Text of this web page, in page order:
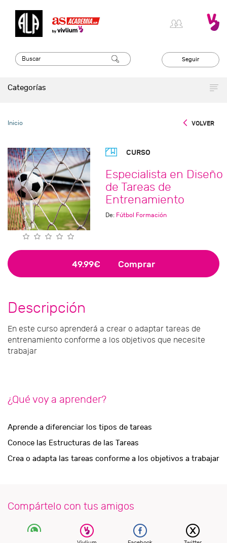
Seguir
Categorías
Inicio VOLVER
CURSO
Especialista en Diseño
de Tareas de
Entrenamiento
De: Fútbol Formación
49.99€ Comprar
Descripción
En este curso aprenderá a crear o adaptar tareas de
entrenamiento conforme a los objetivos que necesite
trabajar
¿Qué voy a aprender?
Aprende a diferenciar los tipos de tareas
Conoce las Estructuras de las Tareas
Crea o adapta las tareas conforme a los objetivos a trabajar
Compártelo con tus amigos